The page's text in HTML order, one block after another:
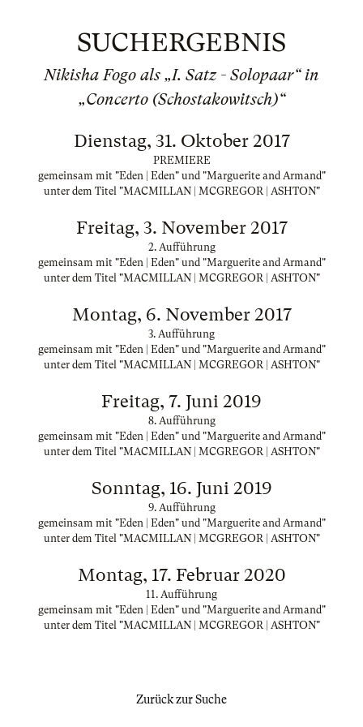
SUCHERGEBNIS
Nikisha Fogo als „I. Satz - Solopaar“ in
„Concerto (Schostakowitsch)“
Dienstag, 31. Oktober 2017
PREMIERE
gemeinsam mit "Eden | Eden" und "Marguerite and Armand"
unter dem Titel "MACMILLAN | MCGREGOR | ASHTON"
Freitag, 3. November 2017
2. Aufführung
gemeinsam mit "Eden | Eden" und "Marguerite and Armand"
unter dem Titel "MACMILLAN | MCGREGOR | ASHTON"
Montag, 6. November 2017
3. Aufführung
gemeinsam mit "Eden | Eden" und "Marguerite and Armand"
unter dem Titel "MACMILLAN | MCGREGOR | ASHTON"
Freitag, 7. Juni 2019
8. Aufführung
gemeinsam mit "Eden | Eden" und "Marguerite and Armand"
unter dem Titel "MACMILLAN | MCGREGOR | ASHTON"
Sonntag, 16. Juni 2019
9. Aufführung
gemeinsam mit "Eden | Eden" und "Marguerite and Armand"
unter dem Titel "MACMILLAN | MCGREGOR | ASHTON"
Montag, 17. Februar 2020
11. Aufführung
gemeinsam mit "Eden | Eden" und "Marguerite and Armand"
unter dem Titel "MACMILLAN | MCGREGOR | ASHTON"
Zurück zur Suche